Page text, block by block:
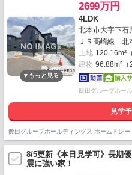
2699万円
4LDK
北本市大字下石
ＪＲ高崎線「
土地 120.16m²
建物 96.88m²（
飯田グループホー
見学
飯田グループホールディングス ホームトレ
8/5更新《本日見学可》長期
震に強い家！